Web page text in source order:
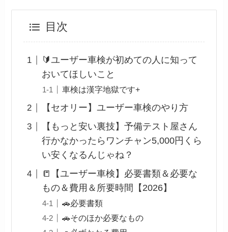
目次
🔰ユーザー車検が初めての人に知って
おいてほしいこと
車検は漢字地獄です+
【セオリー】ユーザー車検のやり方
【もっと安い裏技】予備テスト屋さん
行かなかったらワンチャン5,000円くら
い安くなるんじゃね？
📒【ユーザー車検】必要書類＆必要な
もの＆費用＆所要時間【2026】
🚗必要書類
🚗そのほか必要なもの